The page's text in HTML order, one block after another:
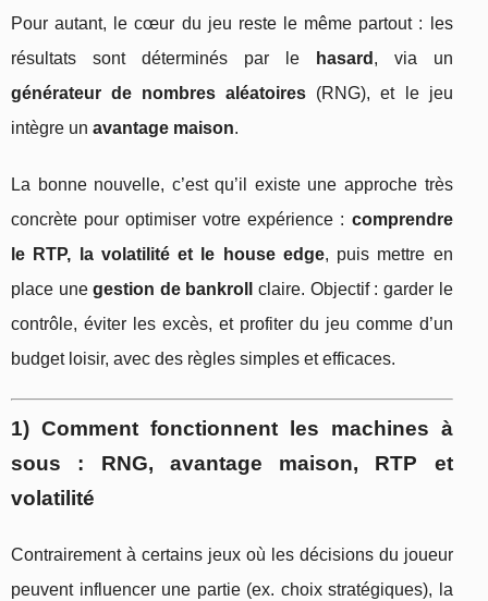
Pour autant, le cœur du jeu reste le même partout : les
résultats sont déterminés par le
hasard , via un
générateur de nombres aléatoires (RNG), et le jeu
intègre un avantage maison.
La bonne nouvelle, c’est qu’il existe une approche très
concrète pour optimiser votre expérience : comprendre
le RTP, la volatilité et le house edge, puis mettre en
place unegestion de bankroll
claire. Objectif : garder le
contrôle, éviter les excès, et profiter du jeu comme d’un
budget loisir, avec des règles simples et efficaces.
1) Comment fonctionnent les machines à
sous : RNG, avantage maison, RTP et
volatilité
Contrairement à certains jeux où les décisions du joueur
peuvent influencer une partie (ex. choix stratégiques), la